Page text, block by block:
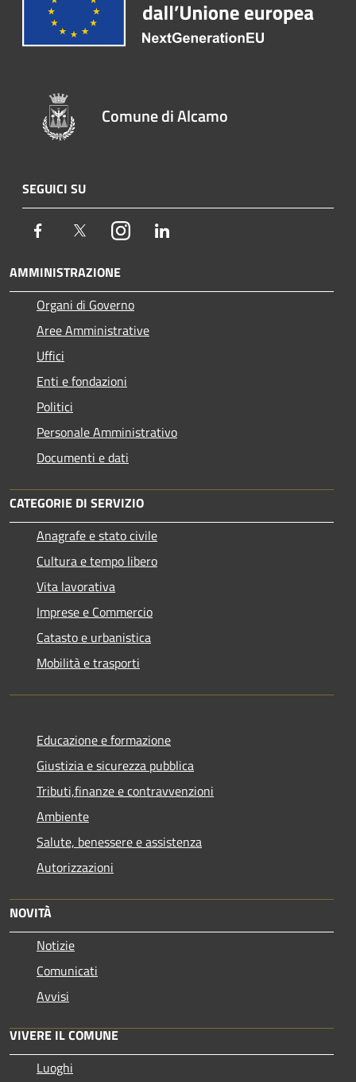
Comune di Alcamo
SEGUICI SU
Facebook TwitterInstagram
AMMINISTRAZIONE
Organi di Governo
Aree Amministrative
Uffici
Enti e fondazioni
Politici
Personale Amministrativo
Documenti e dati
CATEGORIE DI SERVIZIO
Anagrafe e stato civile
Cultura e tempo libero
Vita lavorativa
Imprese e Commercio
Catasto e urbanistica
Mobilità e trasporti
Educazione e formazione
Giustizia e sicurezza pubblica
Tributi,finanze e contravvenzioni
Ambiente
Salute, benessere e assistenza
Autorizzazioni
NOVITÀ
Notizie
Comunicati
Avvisi
VIVERE IL COMUNE
Luoghi